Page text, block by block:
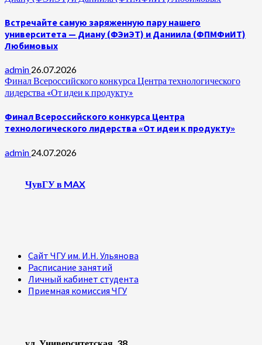
Встречайте самую заряженную пару нашего
университета — Диану (ФЭиЭТ) и Даниила (ФПМФиИТ)
Любимовых
admin 26.07.2026
Финал Всероссийского конкурса Центра технологического
лидерства «От идеи к продукту»
Финал Всероссийского конкурса Центра
технологического лидерства «От идеи к продукту»
admin 24.07.2026
ЧувГУ в MAX
Сайт ЧГУ им. И.Н. Ульянова
Расписание занятий
Личный кабинет студента
Приемная комиссия ЧГУ
ул. Университетская, 38